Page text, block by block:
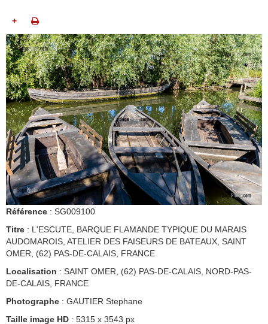
+
Référence : SG009100
Titre : L'ESCUTE, BARQUE FLAMANDE TYPIQUE DU MARAIS
AUDOMAROIS, ATELIER DES FAISEURS DE BATEAUX, SAINT
OMER, (62) PAS-DE-CALAIS, FRANCE
Localisation : SAINT OMER, (62) PAS-DE-CALAIS, NORD-PAS-
DE-CALAIS, FRANCE
Photographe : GAUTIER Stephane
Taille image HD : 5315 x 3543 px